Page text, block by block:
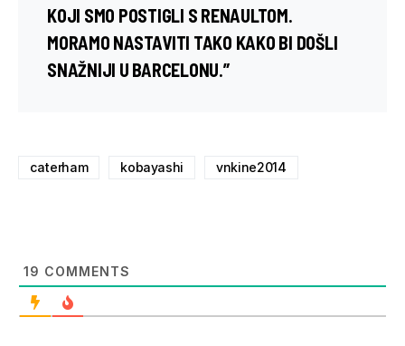
KOJI SMO POSTIGLI S RENAULTOM.
MORAMO NASTAVITI TAKO KAKO BI DOŠLI
SNAŽNIJI U BARCELONU.”
caterham kobayashi vnkine2014
19 COMMENTS